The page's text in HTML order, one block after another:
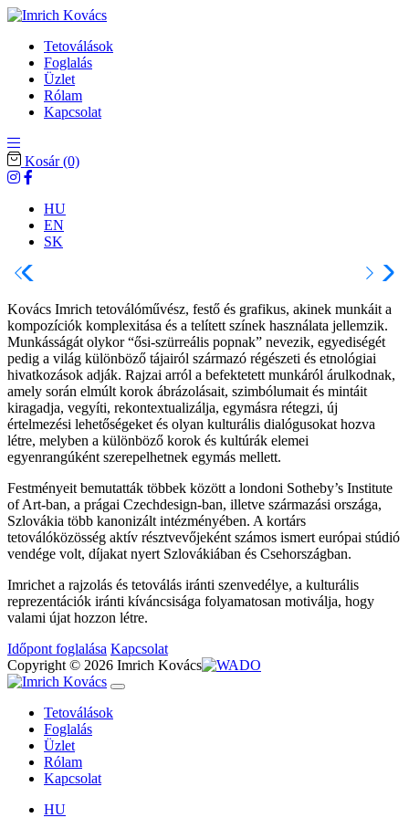
Tetoválások
Foglalás
Üzlet
Rólam
Kapcsolat
Kosár(0)
HU
EN
SK
Kovács Imrich tetoválóművész, festő és grafikus, akinek munkáit a
kompozíciók komplexitása és a telített színek használata jellemzik.
Munkásságát olykor “ősi-szürreális popnak” nevezik, egyediségét
pedig a világ különböző tájairól származó régészeti és etnológiai
hivatkozások adják. Rajzai arról a befektetett munkáról árulkodnak,
amely során elmúlt korok ábrázolásait, szimbólumait és mintáit
kiragadja, vegyíti, rekontextualizálja, egymásra rétegzi, új
értelmezési lehetőségeket és olyan kulturális dialógusokat hozva
létre, melyben a különböző korok és kultúrák elemei
egyenrangúként szerepelhetnek egymás mellett.
Festményeit bemutatták többek között a londoni Sotheby’s Institute
of Art-ban, a prágai Czechdesign-ban, illetve származási országa,
Szlovákia több kanonizált intézményében. A kortárs
tetoválóközösség aktív résztvevőjeként számos ismert európai stúdió
vendége volt, díjakat nyert Szlovákiában és Csehországban.
Imrichet a rajzolás és tetoválás iránti szenvedélye, a kulturális
reprezentációk iránti kíváncsisága folyamatosan motiválja, hogy
valami újat hozzon létre.
Időpont foglalása Kapcsolat
Copyright © 2026 Imrich Kovács
Tetoválások
Foglalás
Üzlet
Rólam
Kapcsolat
HU